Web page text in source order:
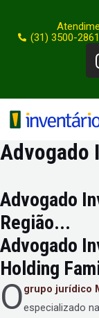
(31) 3500-2861
Advogado
Advogado
Região...
Advogado
Holding
Ogrupo jurídico
especializado